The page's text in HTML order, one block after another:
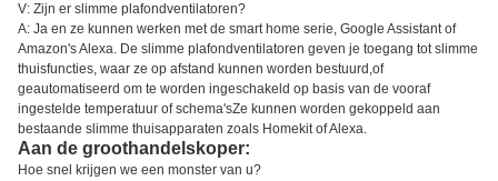
V: Zijn er slimme plafondventilatoren?
A: Ja en ze kunnen werken met de smart home serie, Google Assistant of
Amazon's Alexa. De slimme plafondventilatoren geven je toegang tot slimme
thuisfuncties, waar ze op afstand kunnen worden bestuurd,of
geautomatiseerd om te worden ingeschakeld op basis van de vooraf
ingestelde temperatuur of schema'sZe kunnen worden gekoppeld aan
bestaande slimme thuisapparaten zoals Homekit of Alexa.
Aan de groothandelskoper:
Hoe snel krijgen we een monster van u?